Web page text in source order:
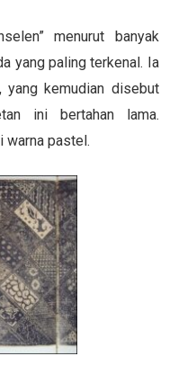
menurut banyak
yang paling terkenal. Ia
yang kemudian disebut
ini bertahan lama.
warna pastel.